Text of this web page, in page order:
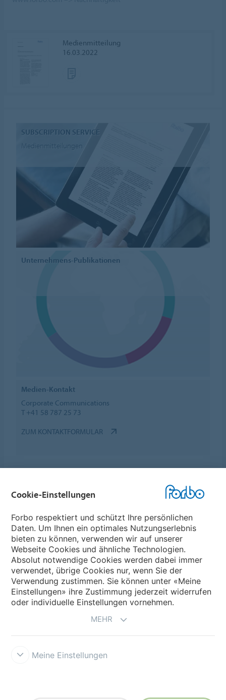
Medienmitteilung
16.03.2022
SUBSCRIPTION SERVICE
Medienmitteilungen
Unternehmens-Publikationen
Medien-Kontakt
Corporate Communications
T +41 58 787 25 73
ZUM KONTAKTFORMULAR
Forbo-Gruppe
Forbo Flooring Systems
Forbo Movement Systems
Cookie-Einstellungen
Forbo respektiert und schützt Ihre persönlichen
Daten. Um Ihnen ein optimales Nutzungserlebnis
bieten zu können, verwenden wir auf unserer
Webseite Cookies und ähnliche Technologien.
Absolut notwendige Cookies werden dabei immer
verwendet, übrige Cookies nur, wenn Sie der
Verwendung zustimmen. Sie können unter «Meine
Einstellungen» ihre Zustimmung jederzeit widerrufen
oder individuelle Einstellungen vornehmen.
MEHR
Meine Einstellungen